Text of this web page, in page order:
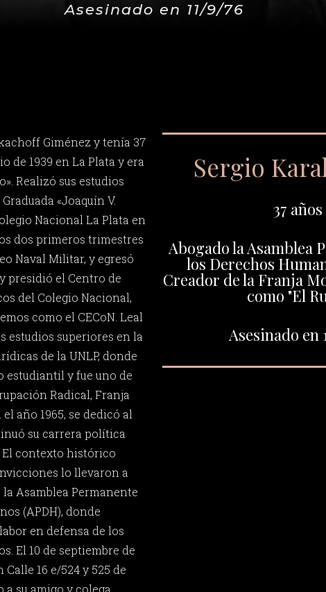
Asesinado en 11/9/76
Giménez y tenía 37
de 1939 en La Plata y era
Realizó sus estudios
«Joaquín V.
Nacional La Plata en
dos primeros trimestres
Naval Militar, y egresó
y presidió el Centro de
del Colegio Nacional,
como el CECoN. Leal
estudios superiores en la
de la UNLP, donde
y fue uno de
Radical, Franja
año 1965, se dedicó al
su carrera política
contexto histórico
lo llevaron a
Asamblea Permanente
(APDH), donde
en defensa de los
El 10 de septiembre de
Calle 16 e/524 y 525 de
su amigo y colega
Sergio
37 años
Abogado la Asamblea
los Derechos
Creador de la Franja
como "El
Asesinado en